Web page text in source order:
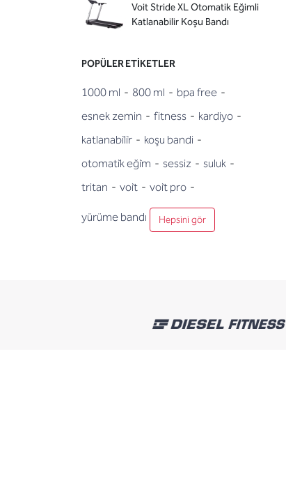
Voit Stride XL Otomatik Eğimli
Katlanabilir Koşu Bandı
POPÜLER ETIKETLER
1000 ml - 800 ml - bpa free -
esnek zemin - fitness - kardiyo -
katlanabi̇li̇r - koşu bandi -
otomati̇k eği̇m - sessiz - suluk -
tritan - voi̇t - voi̇t pro -
yürüme bandı Hepsini gör